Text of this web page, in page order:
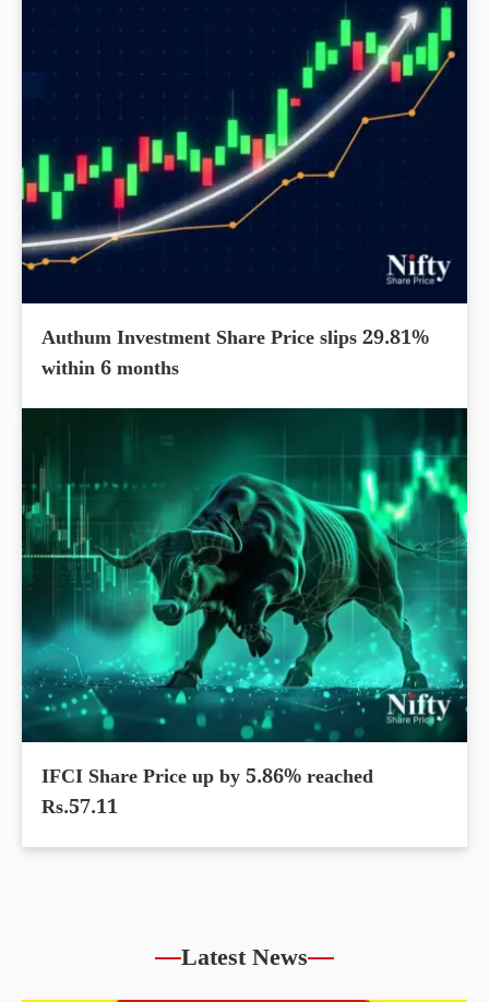
Authum Investment Share Price slips 29.81%
within 6 months
IFCI Share Price up by 5.86% reached
Rs.57.11
Latest News